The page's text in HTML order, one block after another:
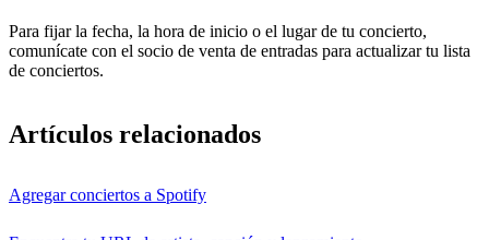
Para fijar la fecha, la hora de inicio o el lugar de tu concierto,
comunícate con el socio de venta de entradas para actualizar tu lista
de conciertos.
Artículos relacionados
Agregar conciertos a Spotify